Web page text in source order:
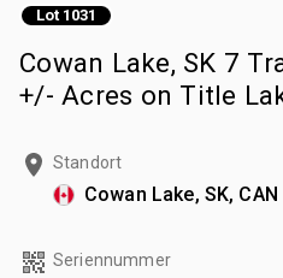
Lot 1031
Cowan Lake, SK 7
+/- Acres on Title
Standort
Cowan Lake, SK, CAN
Seriennummer